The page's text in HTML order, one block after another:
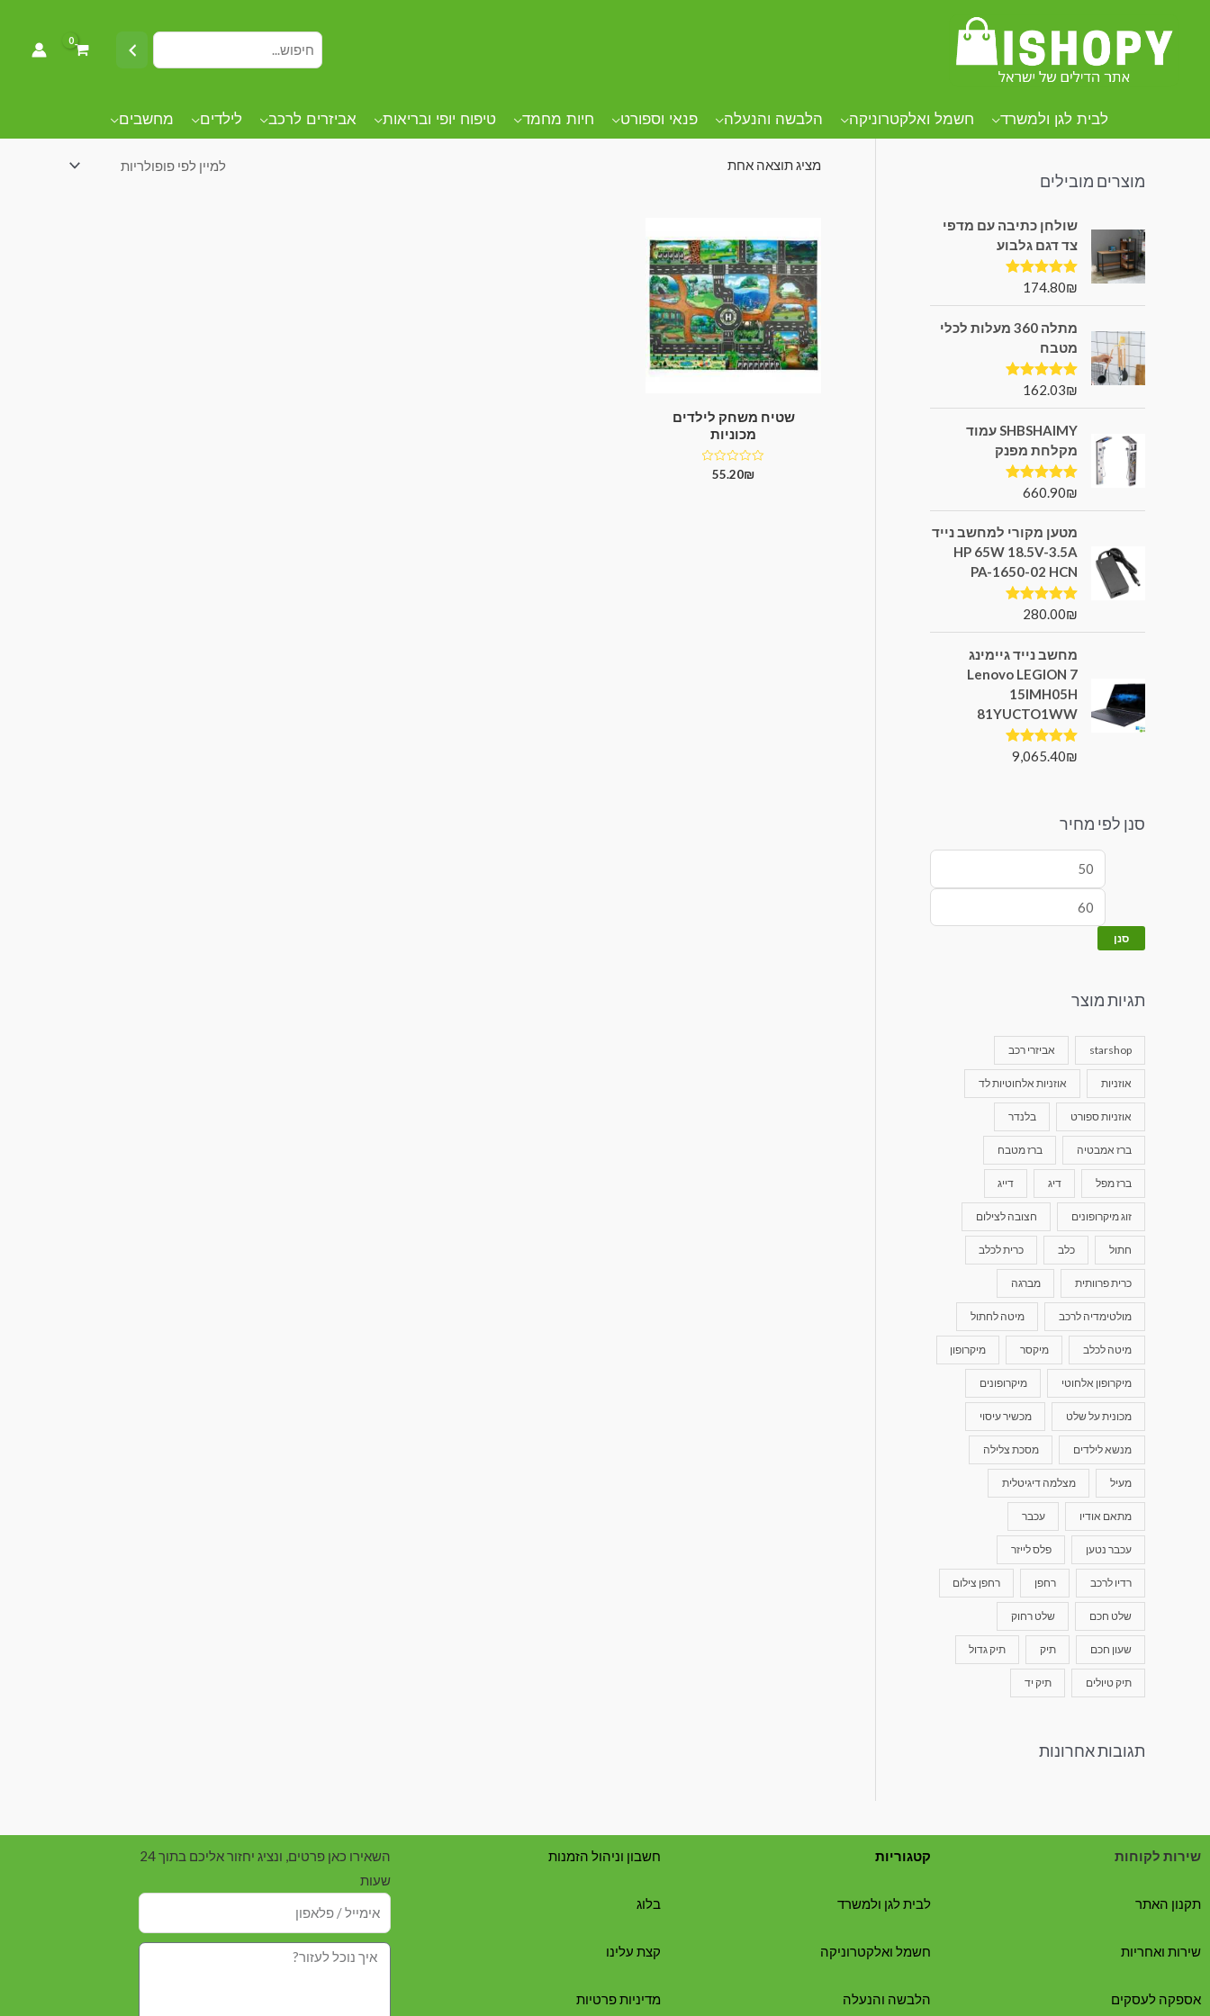
לבית לגן ולמשרד חשמל ואלקטרוניקה הלבשה והנעלה פנאי וספורט חיות מחמד טיפוח יופי ובריאות אביזרים לרכב לילדים מחשבים
קטגוריות מוצרים
מוצרים מובילים
שולחן כתיבה עם מדפי
צד דגם גלבוע
דורג5.00
174.80₪
מתלה 360 מעלות לכלי
מטבח
דורג5.00
162.03₪
SHBSHAIMY עמוד
מקלחת מפנק
דורג5.00
660.90₪
מטען מקורי למחשב נייד
HP 65W 18.5V-3.5A
PA-1650-02 HCN
דורג5.00
280.00₪
מחשב נייד גיימינג
Lenovo LEGION 7
15IMH05H
81YUCTO1WW
דורג5.00
9,065.40₪
סנן לפי מחיר
סנן
תגיות מוצר
starshop אביזרי רכב
אוזניות אוזניות אלחוטיות לד
אוזניות ספורט בלנדר
ברז אמבטיה ברז מטבח
ברז מפל דיג דייג
זוג מיקרופונים חצובה לצילום
חתול כלב כרית לכלב
כרית פרוותית מברגה
מולטימדיה לרכב מיטה לחתול
מיטה לכלב מיקסר מיקרופון
מיקרופון אלחוטי מיקרופונים
מכונית על שלט מכשיר עיסוי
מנשא לילדים מסכת צלילה
מעיל מצלמה דיגיטלית
מתאם אודיו עכבר
עכבר נטען פלס לייזר
רדיו לרכב רחפן רחפן צילום
שלט חכם שלט רחוק
שעון חכם תיק תיק גדול
תיק טיולים תיק יד
תגובות אחרונות
שטיח תינוקות
מציג תוצאה אחת
שטיח משחק לילדים
מכוניות
דורג 55.20₪
שירות לקוחות
תקנון האתר
שירות ואחריות
אספקה לעסקים
קטגוריות
לבית לגן ולמשרד
חשמל ואלקטרוניקה
הלבשה והנעלה
חשבון וניהול הזמנות
בלוג
קצת עלינו
מדיניות פרטיות
השאירו כאן פרטים, ונציג יחזור אליכם בתוך 24
שעות